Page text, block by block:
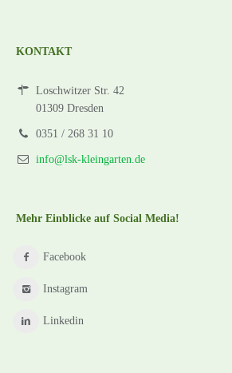
KONTAKT
Loschwitzer Str. 42
01309 Dresden
0351 / 268 31 10
info@lsk-kleingarten.de
Mehr Einblicke auf Social Media!
Facebook
Instagram
Linkedin